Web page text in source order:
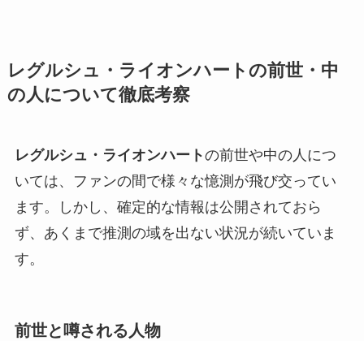
レグルシュ・ライオンハートの前世・中
の人について徹底考察
レグルシュ・ライオンハートの前世や中の人につ
いては、ファンの間で様々な憶測が飛び交ってい
ます。しかし、確定的な情報は公開されておら
ず、あくまで推測の域を出ない状況が続いていま
す。
前世と噂される人物